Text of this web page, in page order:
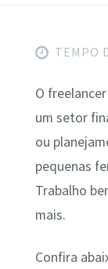
TEMPO
O
um setor
ou
pequenas
Trabalho
mais.
Confira